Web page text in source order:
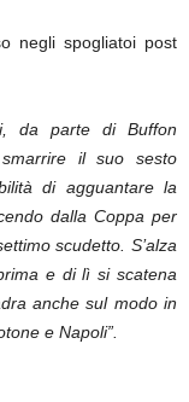
negli spogliatoi post
da parte di Buffon
il suo sesto
di agguantare la
dalla Coppa per
scudetto. S’alza
e di lì si scatena
anche sul modo in
e Napoli”.